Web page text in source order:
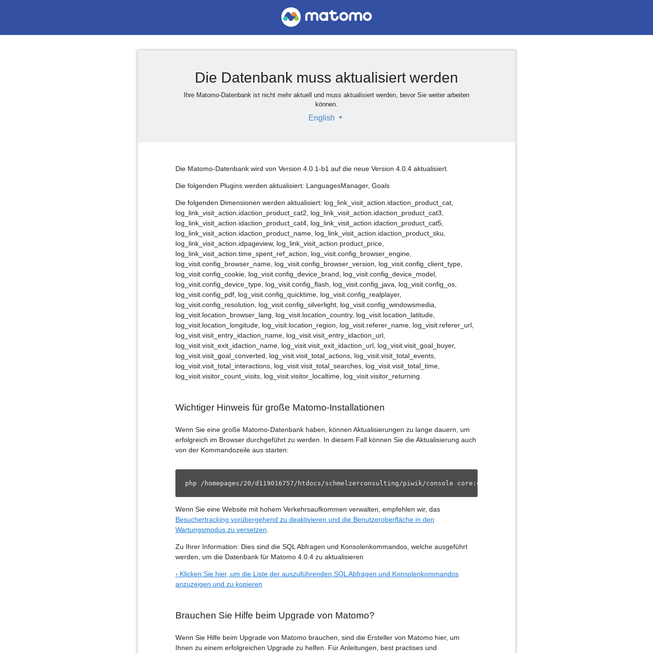
Die Datenbank muss aktualisiert werden
Ihre Matomo-Datenbank ist nicht mehr aktuell und muss aktualisiert werden, bevor Sie weiter arbeiten
können.
English
Die Matomo-Datenbank wird von Version 4.0.1-b1 auf die neue Version 4.0.4 aktualisiert.
Die folgenden Plugins werden aktualisiert: LanguagesManager, Goals
Die folgenden Dimensionen werden aktualisiert: log_link_visit_action.idaction_product_cat,
log_link_visit_action.idaction_product_cat2, log_link_visit_action.idaction_product_cat3,
log_link_visit_action.idaction_product_cat4, log_link_visit_action.idaction_product_cat5,
log_link_visit_action.idaction_product_name, log_link_visit_action.idaction_product_sku,
log_link_visit_action.idpageview, log_link_visit_action.product_price,
log_link_visit_action.time_spent_ref_action, log_visit.config_browser_engine,
log_visit.config_browser_name, log_visit.config_browser_version, log_visit.config_client_type,
log_visit.config_cookie, log_visit.config_device_brand, log_visit.config_device_model,
log_visit.config_device_type, log_visit.config_flash, log_visit.config_java, log_visit.config_os,
log_visit.config_pdf, log_visit.config_quicktime, log_visit.config_realplayer,
log_visit.config_resolution, log_visit.config_silverlight, log_visit.config_windowsmedia,
log_visit.location_browser_lang, log_visit.location_country, log_visit.location_latitude,
log_visit.location_longitude, log_visit.location_region, log_visit.referer_name, log_visit.referer_url,
log_visit.visit_entry_idaction_name, log_visit.visit_entry_idaction_url,
log_visit.visit_exit_idaction_name, log_visit.visit_exit_idaction_url, log_visit.visit_goal_buyer,
log_visit.visit_goal_converted, log_visit.visit_total_actions, log_visit.visit_total_events,
log_visit.visit_total_interactions, log_visit.visit_total_searches, log_visit.visit_total_time,
log_visit.visitor_count_visits, log_visit.visitor_localtime, log_visit.visitor_returning.
Wichtiger Hinweis für große Matomo-Installationen
Wenn Sie eine große Matomo-Datenbank haben, können Aktualisierungen zu lange dauern, um
erfolgreich im Browser durchgeführt zu werden. In diesem Fall können Sie die Aktualisierung auch
von der Kommandozeile aus starten:
php /homepages/20/d119016757/htdocs/schmelzerconsulting/piwik/console core:update
Wenn Sie eine Website mit hohem Verkehrsaufkommen verwalten, empfehlen wir, das
Besuchertracking vorübergehend zu deaktivieren und die Benutzeroberfläche in den
Wartungsmodus zu versetzen
Zu Ihrer Information: Dies sind die SQL Abfragen und Konsolenkommandos, welche ausgeführt
werden, um die Datenbank für Matomo 4.0.4 zu aktualisieren
› Klicken Sie hier, um die Liste der auszuführenden SQL Abfragen und Konsolenkommandos
anzuzeigen und zu kopieren
Brauchen Sie Hilfe beim Upgrade von Matomo?
Wenn Sie Hilfe beim Upgrade von Matomo brauchen, sind die Ersteller von Matomo hier, um
Ihnen zu einem erfolgreichen Upgrade zu helfen. Für Anleitungen, best practises und